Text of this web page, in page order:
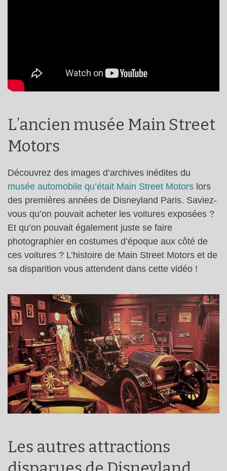
L’ancien musée Main Street
Motors
Découvrez des images d’archives inédites du
musée automobile qu’était Main Street Motors lors
des premières années de Disneyland Paris. Saviez-
vous qu’on pouvait acheter les voitures exposées ?
Et qu’on pouvait également juste se faire
photographier en costumes d’époque aux côté de
ces voitures ? L’histoire de Main Street Motors et de
sa disparition vous attendent dans cette vidéo !
Les autres attractions